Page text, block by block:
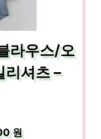
라우스/오
셔츠 –
원